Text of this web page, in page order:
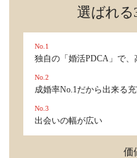
選ばれる
No.1
独自の「婚活PDCA」で、
No.2
成婚率No.1だから出来る
No.3
出会いの幅が広い
価